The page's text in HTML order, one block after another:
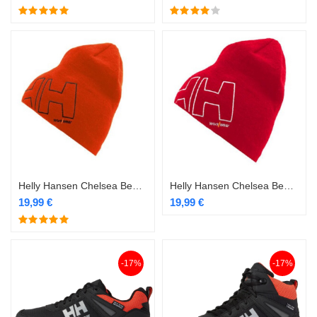
19,99 € 19,99 €
-17% -17%